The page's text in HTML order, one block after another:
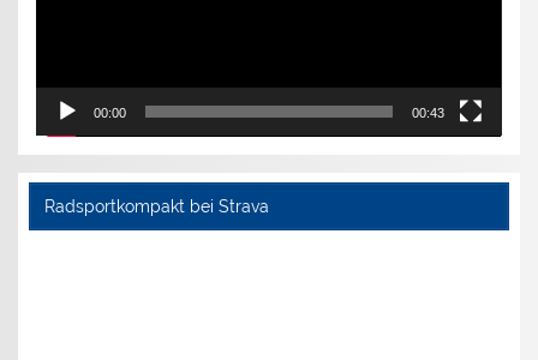
00:00 00:43
Radsportkompakt bei Strava